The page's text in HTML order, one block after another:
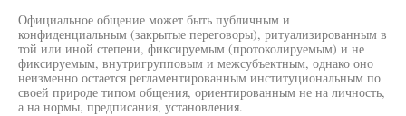
Официальное общение может быть публичным и
конфиденциальным (закрытые переговоры), ритуализированным в
той или иной степени, фиксируемым (протоколируемым) и не
фиксируемым, внутригрупповым и межсубъектным, однако оно
неизменно остается регламентированным институциональным по
своей природе типом общения, ориентированным не на личность,
а на нормы, предписания, установления.